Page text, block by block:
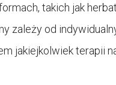
takich jak
zależy od
jakiejkolwiek terapii